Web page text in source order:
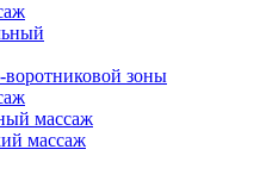
зоны
массаж
массаж